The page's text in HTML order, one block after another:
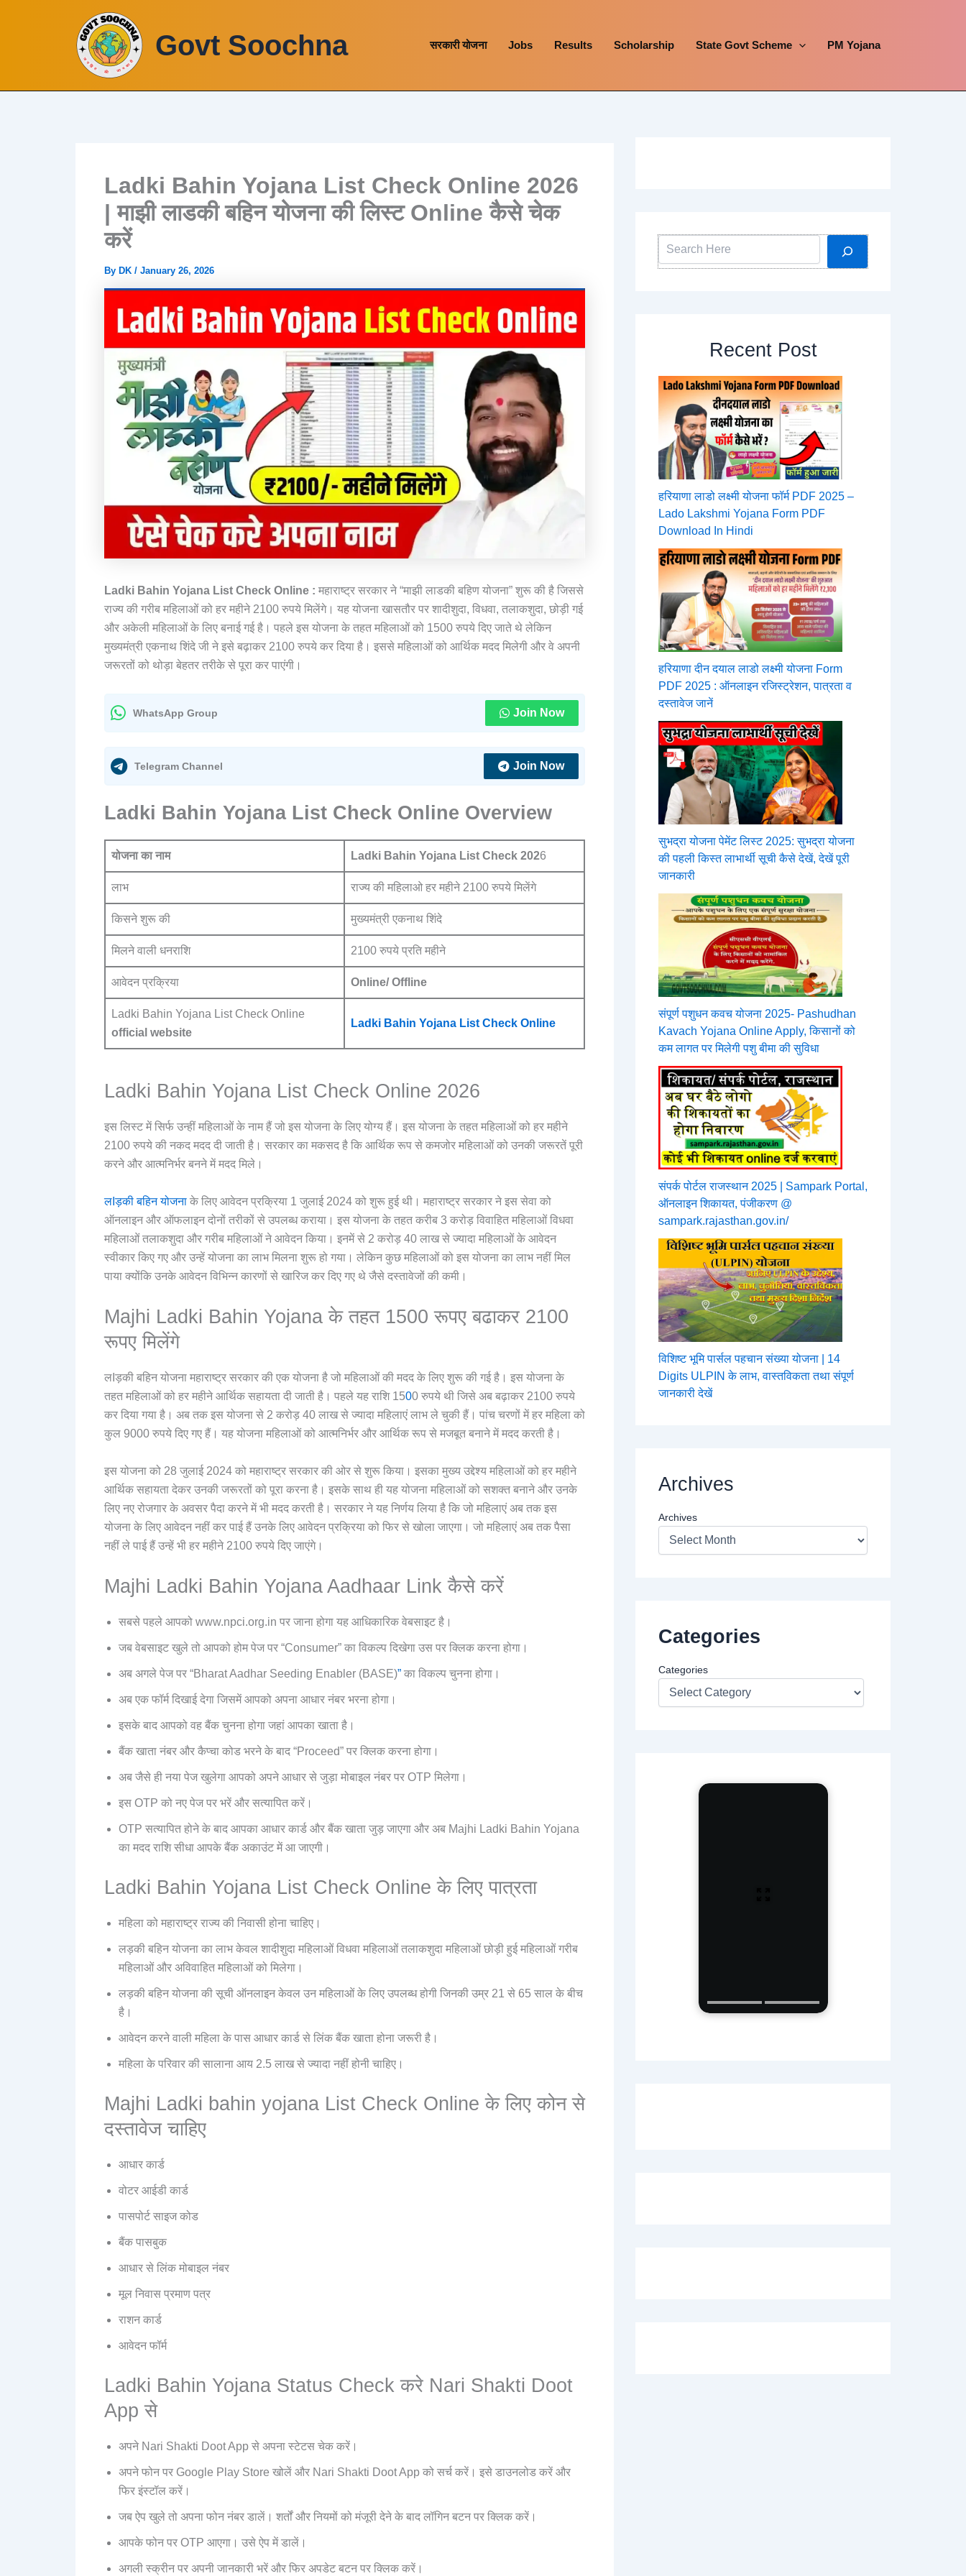
Govt Soochna सरकारी योजना Jobs Results Scholarship State Govt Scheme PM Yojana
Ladki Bahin Yojana List Check Online 2026
| माझी लाडकी बहिन योजना की लिस्ट Online कैसे चेक
करें
By DK / January 26, 2026
Ladki Bahin Yojana List Check Online : महाराष्ट्र सरकार ने “माझी लाडकी बहिण योजना” शुरू की है जिससे
राज्य की गरीब महिलाओं को हर महीने 2100 रुपये मिलेंगे। यह योजना खासतौर पर शादीशुदा, विधवा, तलाकशुदा, छोड़ी गई
और अकेली महिलाओं के लिए बनाई गई है। पहले इस योजना के तहत महिलाओं को 1500 रुपये दिए जाते थे लेकिन
मुख्यमंत्री एकनाथ शिंदे जी ने इसे बढ़ाकर 2100 रुपये कर दिया है। इससे महिलाओं को आर्थिक मदद मिलेगी और वे अपनी
जरूरतों को थोड़ा बेहतर तरीके से पूरा कर पाएंगी।
WhatsApp Group Join Now
Telegram Channel Join Now
Ladki Bahin Yojana List Check Online Overview
योजना का नाम Ladki Bahin Yojana List Check 2026
लाभ राज्य की महिलाओ हर महीने 2100 रुपये मिलेंगे
किसने शुरू की मुख्यमंत्री एकनाथ शिंदे
मिलने वाली धनराशि 2100 रुपये प्रति महीने
आवेदन प्रक्रिया Online/ Offline
Ladki Bahin Yojana List Check Online
official website
Ladki Bahin Yojana List Check Online
Ladki Bahin Yojana List Check Online 2026
इस लिस्ट में सिर्फ उन्हीं महिलाओं के नाम हैं जो इस योजना के लिए योग्य हैं। इस योजना के तहत महिलाओं को हर महीने
2100 रुपये की नकद मदद दी जाती है। सरकार का मकसद है कि आर्थिक रूप से कमजोर महिलाओं को उनकी जरूरतें पूरी
करने और आत्मनिर्भर बनने में मदद मिले।
लIड़की बहिन योजनाके लिए आवेदन प्रक्रिया 1 जुलाई 2024 को शुरू हुई थी। महाराष्ट्र सरकार ने इस सेवा को
ऑनलाइन और ऑफलाइन दोनों तरीकों से उपलब्ध कराया। इस योजना के तहत करीब 3 करोड़ विवाहित महिलाओं विधवा
महिलाओं तलाकशुदा और गरीब महिलाओं ने आवेदन किया। इनमें से 2 करोड़ 40 लाख से ज्यादा महिलाओं के आवेदन
स्वीकार किए गए और उन्हें योजना का लाभ मिलना शुरू हो गया। लेकिन कुछ महिलाओं को इस योजना का लाभ नहीं मिल
पाया क्योंकि उनके आवेदन विभिन्न कारणों से खारिज कर दिए गए थे जैसे दस्तावेजों की कमी।
Majhi Ladki Bahin Yojana के तहत 1500 रूपए बढाकर 2100
रूपए मिलेंगे
लIड़की बहिन योजना महाराष्ट्र सरकार की एक योजना है जो महिलाओं की मदद के लिए शुरू की गई है। इस योजना के
तहत महिलाओं को हर महीने आर्थिक सहायता दी जाती है। पहले यह राशि 1500 रुपये थी जिसे अब बढ़ाकर 2100 रुपये
कर दिया गया है। अब तक इस योजना से 2 करोड़ 40 लाख से ज्यादा महिलाएं लाभ ले चुकी हैं। पांच चरणों में हर महिला को
कुल 9000 रुपये दिए गए हैं। यह योजना महिलाओं को आत्मनिर्भर और आर्थिक रूप से मजबूत बनाने में मदद करती है।
इस योजना को 28 जुलाई 2024 को महाराष्ट्र सरकार की ओर से शुरू किया। इसका मुख्य उद्देश्य महिलाओं को हर महीने
आर्थिक सहायता देकर उनकी जरूरतों को पूरा करना है। इसके साथ ही यह योजना महिलाओं को सशक्त बनाने और उनके
लिए नए रोजगार के अवसर पैदा करने में भी मदद करती है। सरकार ने यह निर्णय लिया है कि जो महिलाएं अब तक इस
योजना के लिए आवेदन नहीं कर पाई हैं उनके लिए आवेदन प्रक्रिया को फिर से खोला जाएगा। जो महिलाएं अब तक पैसा
नहीं ले पाई हैं उन्हें भी हर महीने 2100 रुपये दिए जाएंगे।
Majhi Ladki Bahin Yojana Aadhaar Link कैसे करें
सबसे पहले आपको www.npci.org.in पर जाना होगा यह आधिकारिक वेबसाइट है।
जब वेबसाइट खुले तो आपको होम पेज पर “Consumer” का विकल्प दिखेगा उस पर क्लिक करना होगा।
अब अगले पेज पर “Bharat Aadhar Seeding Enabler (BASE)”का विकल्प चुनना होगा।
अब एक फॉर्म दिखाई देगा जिसमें आपको अपना आधार नंबर भरना होगा।
इसके बाद आपको वह बैंक चुनना होगा जहां आपका खाता है।
बैंक खाता नंबर और कैप्चा कोड भरने के बाद “Proceed” पर क्लिक करना होगा।
अब जैसे ही नया पेज खुलेगा आपको अपने आधार से जुड़ा मोबाइल नंबर पर OTP मिलेगा।
इस OTP को नए पेज पर भरें और सत्यापित करें।
OTP सत्यापित होने के बाद आपका आधार कार्ड और बैंक खाता जुड़ जाएगा और अब Majhi Ladki Bahin Yojana
का मदद राशि सीधा आपके बैंक अकाउंट में आ जाएगी।
Ladki Bahin Yojana List Check Online के लिए पात्रता
महिला को महाराष्ट्र राज्य की निवासी होना चाहिए।
लड़की बहिन योजना का लाभ केवल शादीशुदा महिलाओं विधवा महिलाओं तलाकशुदा महिलाओं छोड़ी हुई महिलाओं गरीब
महिलाओं और अविवाहित महिलाओं को मिलेगा।
लड़की बहिन योजना की सूची ऑनलाइन केवल उन महिलाओं के लिए उपलब्ध होगी जिनकी उम्र 21 से 65 साल के बीच
है।
आवेदन करने वाली महिला के पास आधार कार्ड से लिंक बैंक खाता होना जरूरी है।
महिला के परिवार की सालाना आय 2.5 लाख से ज्यादा नहीं होनी चाहिए।
Majhi Ladki bahin yojana List Check Online के लिए कोन से
दस्तावेज चाहिए
आधार कार्ड
वोटर आईडी कार्ड
पासपोर्ट साइज कोड
बैंक पासबुक
आधार से लिंक मोबाइल नंबर
मूल निवास प्रमाण पत्र
राशन कार्ड
आवेदन फॉर्म
Ladki Bahin Yojana Status Check करे Nari Shakti Doot
App से
अपने Nari Shakti Doot App से अपना स्टेटस चेक करें।
अपने फोन पर Google Play Store खोलें और Nari Shakti Doot App को सर्च करें। इसे डाउनलोड करें और
फिर इंस्टॉल करें।
जब ऐप खुले तो अपना फोन नंबर डालें। शर्तों और नियमों को मंजूरी देने के बाद लॉगिन बटन पर क्लिक करें।
आपके फोन पर OTP आएगा। उसे ऐप में डालें।
अगली स्क्रीन पर अपनी जानकारी भरें और फिर अपडेट बटन पर क्लिक करें।
Search
Recent Post
हरियाणा लाडो लक्ष्मी योजना फॉर्म PDF 2025 –
Lado Lakshmi Yojana Form PDF
Download In Hindi
हरियाणा दीन दयाल लाडो लक्ष्मी योजना Form
PDF 2025 : ऑनलाइन रजिस्ट्रेशन, पात्रता व
दस्तावेज जानें
सुभद्रा योजना पेमेंट लिस्ट 2025: सुभद्रा योजना
की पहली किस्त लाभार्थी सूची कैसे देखें, देखें पूरी
जानकारी
संपूर्ण पशुधन कवच योजना 2025- Pashudhan
Kavach Yojana Online Apply, किसानों को
कम लागत पर मिलेगी पशु बीमा की सुविधा
संपर्क पोर्टल राजस्थान 2025 | Sampark Portal,
ऑनलाइन शिकायत, पंजीकरण @
sampark.rajasthan.gov.in/
विशिष्ट भूमि पार्सल पहचान संख्या योजना | 14
Digits ULPIN के लाभ, वास्तविकता तथा संपूर्ण
जानकारी देखें
Archives
Archives
Categories
Categories